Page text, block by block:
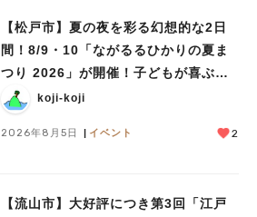
【松戸市】夏の夜を彩る幻想的な2日
間！8/9・10「ながるるひかりの夏ま
つり 2026」が開催！子どもが喜ぶワ
ークショップや限定ヒーローショーも
koji-koji
2026年8月5日 イベント 2
【流山市】大好評につき第3回「江戸